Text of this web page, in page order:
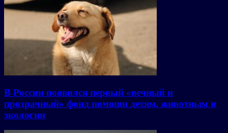
В России появился первый «вечный и
прозрачный» фонд помощи детям, животным и
экологии